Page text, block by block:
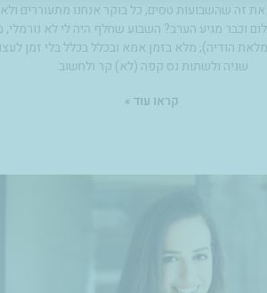
את זה שהשבועות טסים, כל בוקר אנחנו מתעוררים ולא
וכבר מגיע הערב? השבוע שחלף היה לי לא נורמלי,
הודיה), מלא בזמן אמא ובכלל בכלל בלי זמן
שניה ולשתות נס קפה (לא) קר ולחשוב.
קראו עוד »